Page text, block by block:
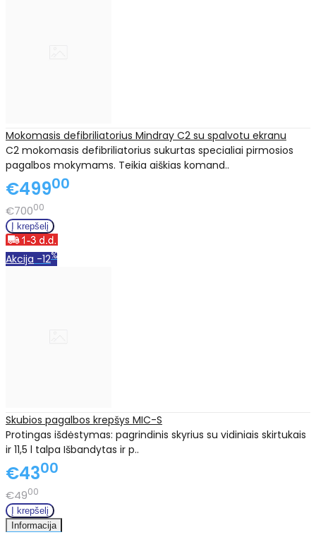
Mokomasis defibriliatorius Mindray C2 su spalvotu ekranu
C2 mokomasis defibriliatorius sukurtas specialiai pirmosios
pagalbos mokymams. Teikia aiškias komand..
€49900
€70000
Akcija -12%
Skubios pagalbos krepšys MIC-S
Protingas išdėstymas: pagrindinis skyrius su vidiniais skirtukais
ir 11,5 l talpa Išbandytas ir p..
€4300
€4900
Informacija